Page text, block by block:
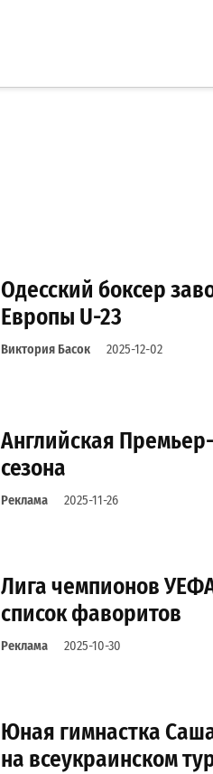
Одесский боксер
Европы U-23
Виктория Басок 2025-12-02
Английская
сезона
Реклама 2025-11-26
Лига чемпионов
список фаворитов
Реклама 2025-10-30
Юная гимнастка
на всеукраинском